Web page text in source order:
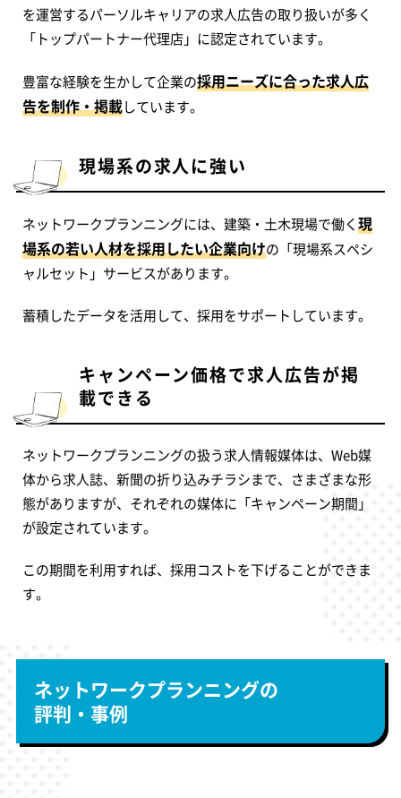
を運営するパーソルキャリアの求人広告の取り扱いが多く
「トップパートナー代理店」に認定されています。
豊富な経験を生かして企業の採用ニーズに合った求人広
告を制作・掲載しています。
現場系の求人に強い
ネットワークプランニングには、建築・土木現場で働く現
場系の若い人材を採用したい企業向けの「現場系スペシ
ャルセット」サービスがあります。
蓄積したデータを活用して、採用をサポートしています。
キャンペーン価格で求人広告が掲
載できる
ネットワークプランニングの扱う求人情報媒体は、Web媒
体から求人誌、新聞の折り込みチラシまで、さまざまな形
態がありますが、それぞれの媒体に「キャンペーン期間」
が設定されています。
この期間を利用すれば、採用コストを下げることができま
す。
ネットワークプランニングの
評判・事例